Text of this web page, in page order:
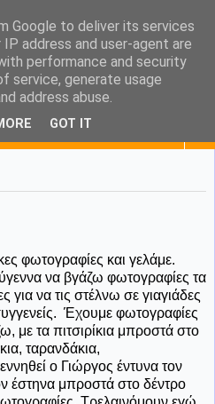
you...tea
φωτογραφίες και γελάμε.
να βγάζω φωτογραφίες τα
για να τις στέλνω σε γιαγιάδες
Έχουμε φωτογραφίες
με τα πιτσιρίκια μπροστά στο
ταρανδάκια,
ο Γιώργος έντυνα τον
έστηνα μπροστά στο δέντρο
Google to deliver its services
address and user-agent are
performance and security
service, generate usage
address abuse.
GOT IT